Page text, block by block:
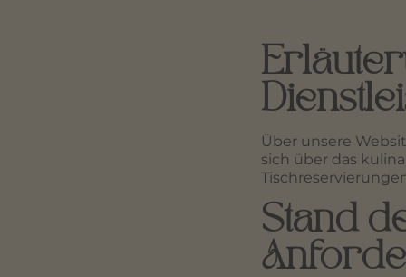
Über unsere
sich über das
Stand